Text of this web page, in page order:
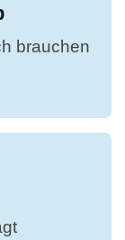
brauchen